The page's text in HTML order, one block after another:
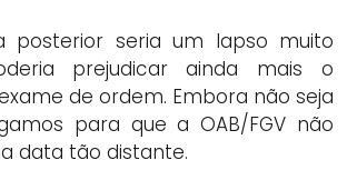
posterior seria um lapso muito
prejudicar ainda mais o
de ordem. Embora não seja
para que a OAB/FGV não
data tão distante.